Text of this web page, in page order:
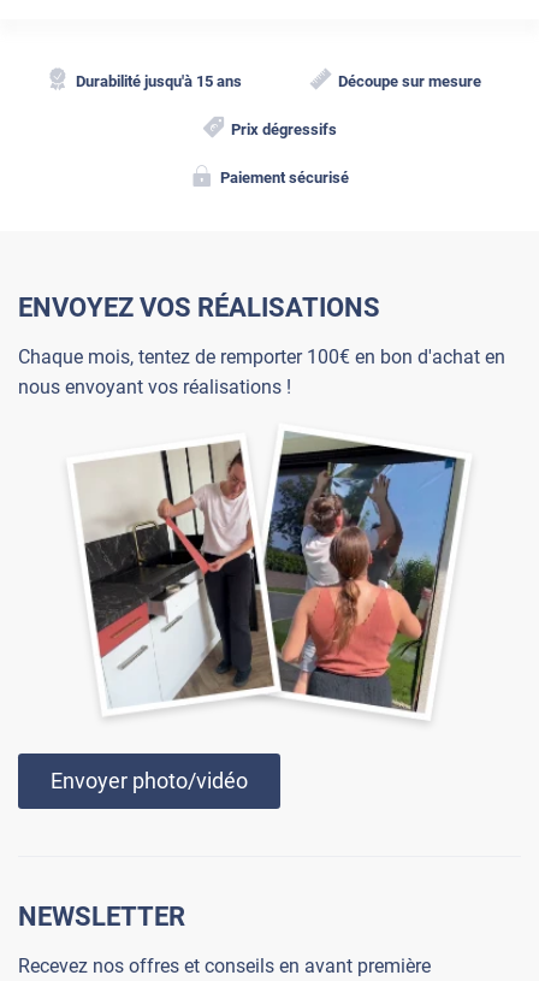
Durabilité jusqu'à 15 ans Découpe sur mesure
Prix dégressifs
Paiement sécurisé
ENVOYEZ VOS RÉALISATIONS
Chaque mois, tentez de remporter 100€ en bon d'achat en
nous envoyant vos réalisations !
Envoyer photo/vidéo
NEWSLETTER
Recevez nos offres et conseils en avant première